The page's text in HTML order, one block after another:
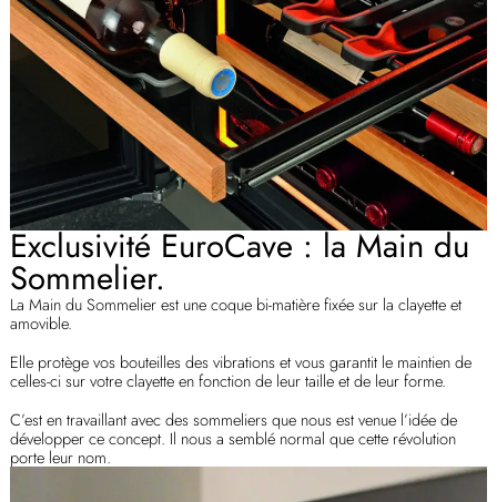
Exclusivité EuroCave : la Main du
Sommelier.
La Main du Sommelier est une coque bi-matière fixée sur la clayette et
amovible.
Elle protège vos bouteilles des vibrations et vous garantit le maintien de
celles-ci sur votre clayette en fonction de leur taille et de leur forme.
C’est en travaillant avec des sommeliers que nous est venue l’idée de
développer ce concept. Il nous a semblé normal que cette révolution
porte leur nom.